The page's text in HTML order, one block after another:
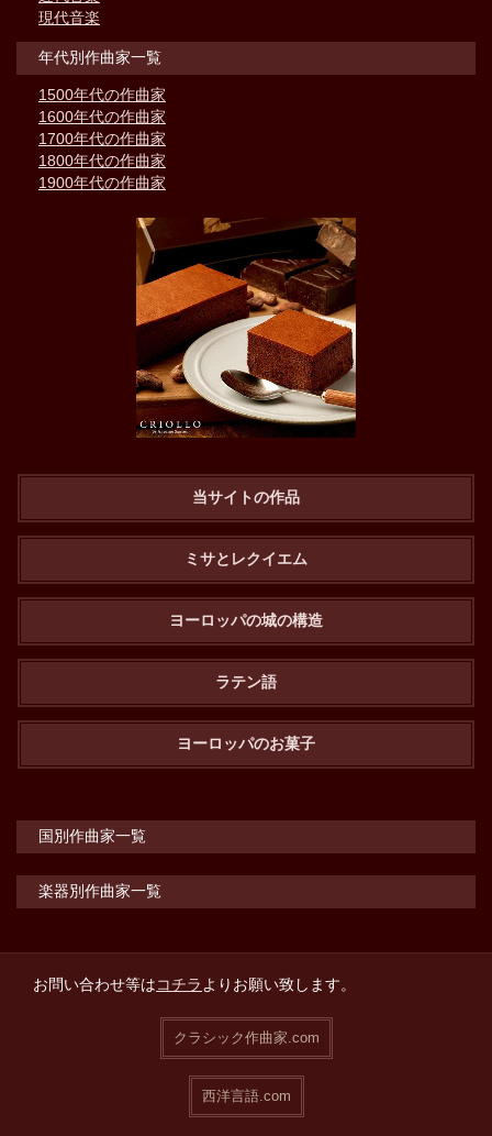
現代音楽
年代別作曲家一覧
1500年代の作曲家
1600年代の作曲家
1700年代の作曲家
1800年代の作曲家
1900年代の作曲家
当サイトの作品
ミサとレクイエム
ヨーロッパの城の構造
ラテン語
ヨーロッパのお菓子
国別作曲家一覧
楽器別作曲家一覧
お問い合わせ等はコチラよりお願い致します。
クラシック作曲家.com
西洋言語.com